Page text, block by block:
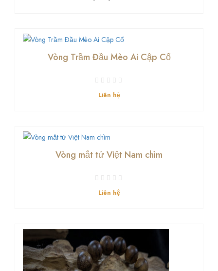
Vòng Trầm Đầu Mèo Ai Cập Cổ
Liên hệ
Vòng mắt tử Việt Nam chìm
Liên hệ